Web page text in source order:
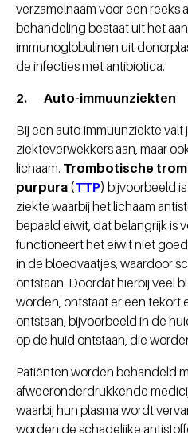
verzamelnaam voor een reeks
behandeling bestaat uit het
immunoglobulinen uit
de infecties met antibiotica.
2. Auto-immuunziekten
Bij een auto-immuunziekte
ziekteverwekkers aan, maar
lichaam. Trombotische
purpura (TTP) bijvoorbeeld
ziekte waarbij het lichaam
bepaald eiwit, dat belangrijk is
functioneert het eiwit niet
in de bloedvaatjes, waardoor
ontstaan. Doordat hierbij veel
worden, ontstaat er een tekort
ontstaan, bijvoorbeeld in de
op de huid ontstaan, die
Patiënten worden behandeld
afweeronderdrukkende
waarbij hun plasma wordt
worden de schadelijke